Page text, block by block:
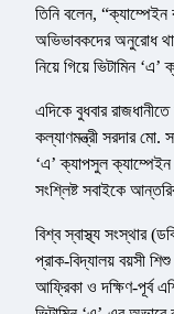
তিনি বলেন, “ক্যাম্পেইন
অভিভাবকদের অনুরোধ
নিয়ে গিয়ে ভিটামিন
এদিকে বুধবার
কল্যাণমন্ত্রী সরদার মো.
‘এ’ ক্যাপসুল
সংশ্লিষ্ট সবাইকে
বিশ্ব স্বাস্থ্য সংস্থার
প্রাক-বিদ্যালয় বয়সী
আফ্রিকা ও দক্ষিণ-পূর্ব